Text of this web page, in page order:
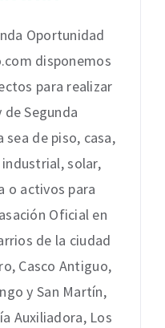
Oportunidad
disponemos
para realizar
Segunda
sea de piso, casa,
solar,
o activos para
Oficial en
de la ciudad
Casco Antiguo,
y San Martín,
Auxiliadora, Los